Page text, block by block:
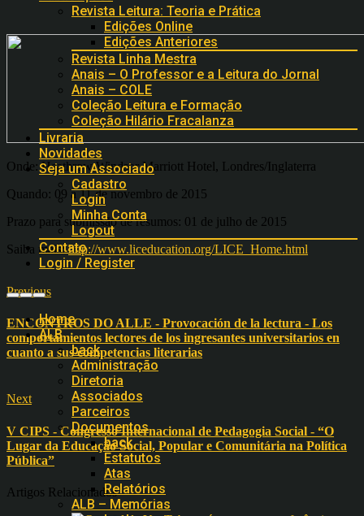
Revista Leitura: Teoria e Prática
Edições Online
Edições Anteriores
Revista Linha Mestra
Anais – O Professor e a Leitura do Jornal
Anais – COLE
Coleção Leitura e Formação
Coleção Hilário Fracalanza
Livraria
Novidades
Seja um Associado
Cadastro
Login
Minha Conta
Logout
Contato
Login / Register
Home
ALB
back
Administração
Diretoria
Associados
Parceiros
Documentos
back
Estatutos
Atas
Relatórios
ALB – Memórias
Onde: Heathrow Windsor Marriott Hotel, Londres/Inglaterra
Quando: 09 a 11 de novembro de 2015
Prazo para submissão de resumos: 01 de julho de 2015
Saiba mais:http://www.liceducation.org/LICE_Home.html
Previous
ENCONTROS DO ALLE - Provocación de la lectura - Los
comportamientos lectores de los ingresantes universitarios en
cuanto a sus competencias literarias
Next
V CIPS - Congresso Internacional de Pedagogia Social - “O
Lugar da Educação Social, Popular e Comunitária na Política
Pública”
Artigos Relacionados